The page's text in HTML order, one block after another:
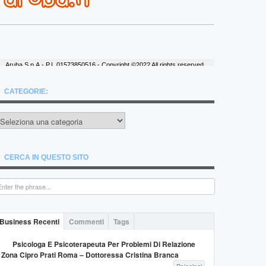
CATEGORIE:
CERCA IN QUESTO SITO
Business Recenti Commenti Tags
Psicologa E Psicoterapeuta Per Problemi Di Relazione
Zona Cipro Prati Roma – Dottoressa Cristina Branca